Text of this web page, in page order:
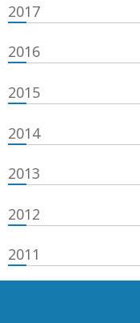
2017
2016
2015
2014
2013
2012
2011